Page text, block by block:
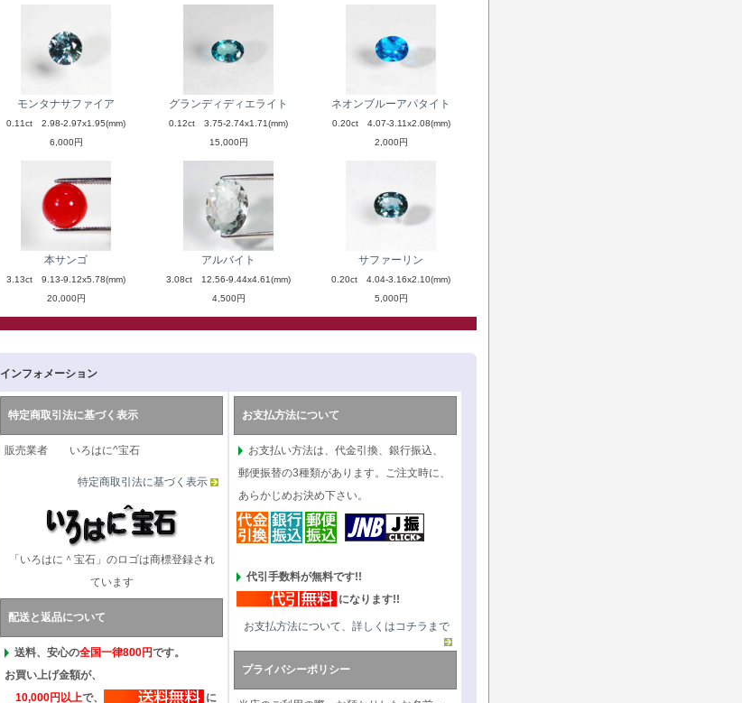
モンタナサファイア
0.11ct 2.98-2.97x1.95(mm)
6,000円
グランディディエライト
0.12ct 3.75-2.74x1.71(mm)
15,000円
ネオンブルーアパタイト
0.20ct 4.07-3.11x2.08(mm)
2,000円
本サンゴ
3.13ct 9.13-9.12x5.78(mm)
20,000円
アルバイト
3.08ct 12.56-9.44x4.61(mm)
4,500円
サファーリン
0.20ct 4.04-3.16x2.10(mm)
5,000円
インフォメーション
特定商取引法に基づく表示
販売業者 いろはに^宝石
特定商取引法に基づく表示
「いろはに＾宝石」のロゴは商標登録され
ています
配送と返品について
送料、安心の全国一律800円です。
お買い上げ金額が、
10,000円以上で、
に
お支払方法について
お支払い方法は、代金引換、銀行振込、
郵便振替の3種類があります。ご注文時に、
あらかじめお決め下さい。
代引手数料が無料です!!
になります!!
お支払方法について、詳しくはコチラまで
プライバシーポリシー